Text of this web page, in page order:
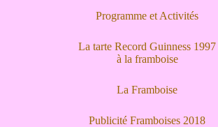
Programme et Activités
La tarte Record Guinness 1997
à la framboise
La Framboise
Publicité Framboises 2018